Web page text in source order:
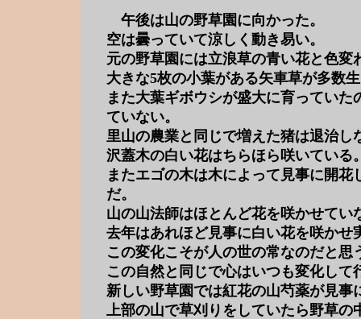
午後は山の野草園に向かった。
空は曇っていて涼しく動き易い。
元の野草園には立浪草の青い花と色
大きな5枚の小葉がある矢車草が多数
また大葉ギボウシが盛大に育ってい
ていない。
里山の農業と同じで増えた猪は退治し
沢蓋木の白い花はちらほら咲いている
またエゴの木は木によって見事に開
だ。
山の山法師はほとんど花を咲かせてい
去年はあれほど見事に白い花を咲かせ
この変化こそが人の世の常なのだと思
この自然と同じで心はいつも変化して
新しい野草園では紅花の山芍薬が見事
上部の山で草刈りをしていたら野草の